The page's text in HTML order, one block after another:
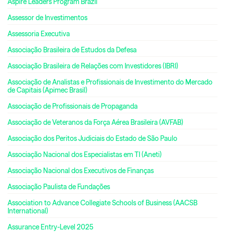
Assessor de Investimentos
Assessoria Executiva
Associação Brasileira de Estudos da Defesa
Associação Brasileira de Relações com Investidores (IBRI)
Associação de Analistas e Profissionais de Investimento do Mercado
de Capitais (Apimec Brasil)
Associação de Profissionais de Propaganda
Associação de Veteranos da Força Aérea Brasileira (AVFAB)
Associação dos Peritos Judiciais do Estado de São Paulo
Associação Nacional dos Especialistas em TI (Aneti)
Associação Nacional dos Executivos de Finanças
Associação Paulista de Fundações
Association to Advance Collegiate Schools of Business (AACSB
International)
Assurance Entry-Level 2025